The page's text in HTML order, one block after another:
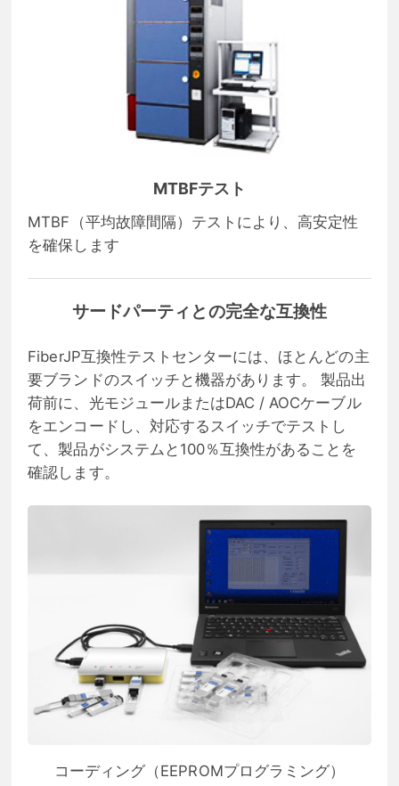
MTBFテスト
MTBF（平均故障間隔）テストにより、高安定性
を確保します
サードパーティとの完全な互換性
FiberJP互換性テストセンターには、ほとんどの主
要ブランドのスイッチと機器があります。 製品出
荷前に、光モジュールまたはDAC / AOCケーブル
をエンコードし、対応するスイッチでテストし
て、製品がシステムと100％互換性があることを
確認します。
コーディング（EEPROMプログラミング）